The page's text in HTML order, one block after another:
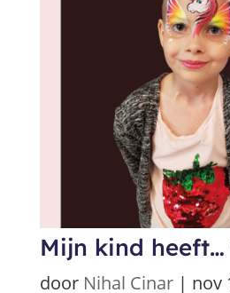
Mijn kind
door Nihal Cinar| nov